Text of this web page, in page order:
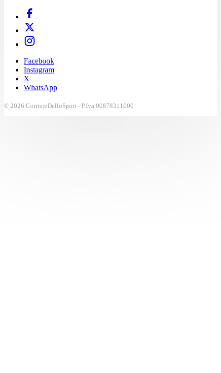
Facebook
Instagram
X
WhatsApp
© 2026 CorriereDelloSport - P.Iva 00878311000